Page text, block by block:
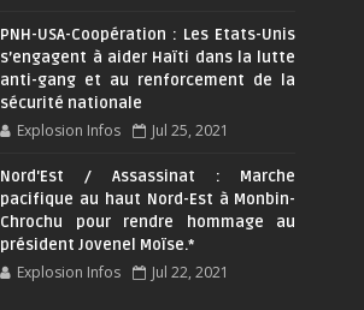
PNH-USA-Coopération : Les Etats-Unis
s’engagent à aider Haïti dans la lutte
anti-gang et au renforcement de la
sécurité nationale
Explosion Infos Jul 25, 2021
Nord'Est / Assassinat : Marche
pacifique au haut Nord-Est à Monbin-
Chrochu pour rendre hommage au
président Jovenel Moïse.*
Explosion Infos Jul 22, 2021